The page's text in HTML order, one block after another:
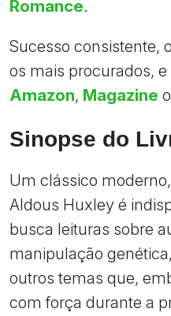
Romance.
Sucesso consistente,
os mais procurados,
Amazon, Magazine
Sinopse do
Um clássico
Aldous Huxley é
busca leituras sobre
manipulação
outros temas que,
com força durante a